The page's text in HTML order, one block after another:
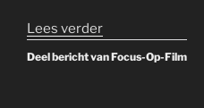
Lees verder“Rewind
to
Deel bericht van Focus-Op-Film